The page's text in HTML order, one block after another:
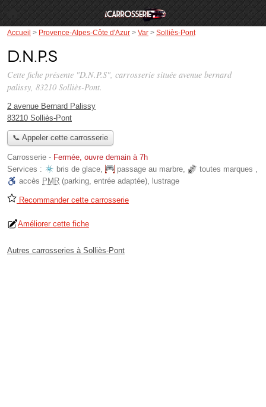
Accueil > Provence-Alpes-Côte d'Azur > Var > Solliès-Pont
D.N.P.S
Cette fiche présente "D.N.P.S", carrosserie située avenue bernard
palissy, 83210 Solliès-Pont.
2 avenue Bernard Palissy
83210 Solliès-Pont
📞 Appeler cette carrosserie
Carrosserie - Fermée, ouvre demain à 7h
Services :
bris de glace, passage au marbre, toutes marques ,
accès PMR (parking, entrée adaptée), lustrage
Recommander cette carrosserie
Améliorer cette fiche
Autres carrosseries à Solliès-Pont